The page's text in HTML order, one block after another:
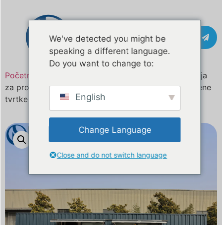
Kontakt
Početna
/ 26.2ft Custom Container Kuhinja
za prodaju | Napravljeno za komercijalne prehrambene
tvrtke
We've detected you might be
speaking a different language.
Do you want to change to:
English
Change Language
Close and do not switch language